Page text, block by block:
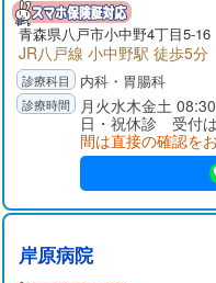
青森県八戸市小中野4丁目5-16
JR八戸線 小中野駅 徒歩5分
内科・胃腸科
月火水木金土
日・祝休診 受付
間は直接の確認を
岸原病院